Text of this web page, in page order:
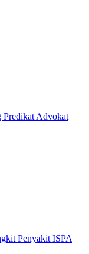
Predikat Advokat
Penyakit ISPA